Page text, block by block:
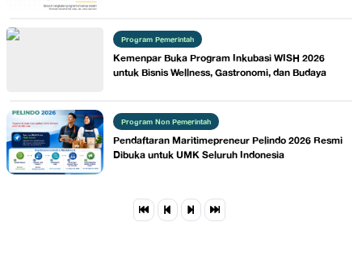
Program Pemerintah
Kemenpar Buka Program Inkubasi WISH 2026
untuk Bisnis Wellness, Gastronomi, dan Budaya
Program Non Pemerintah
Pendaftaran Maritimepreneur Pelindo 2026 Resmi
Dibuka untuk UMK Seluruh Indonesia